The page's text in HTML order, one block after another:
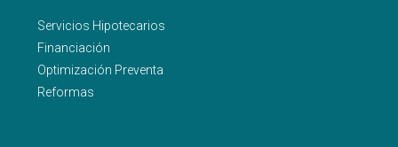
Servicios Hipotecarios
Financiación
Optimización Preventa
Reformas